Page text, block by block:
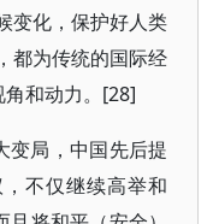
变化，保护好人类
都为传统的国际经
和动力。[28]
变局，中国先后提
不仅继续高举和